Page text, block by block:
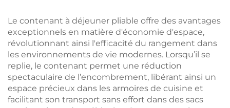
grillade de hot-dogs et
de saucisses, outil
multifonctionnel de
barbecue pour le
camping
Le contenant à déjeuner pliable offre des avantages
exceptionnels en matière d'économie d'espace,
révolutionnant ainsi l'efficacité du rangement dans
les environnements de vie modernes. Lorsqu’il se
replie, le contenant permet une réduction
spectaculaire de l’encombrement, libérant ainsi un
espace précieux dans les armoires de cuisine et
facilitant son transport sans effort dans des sacs